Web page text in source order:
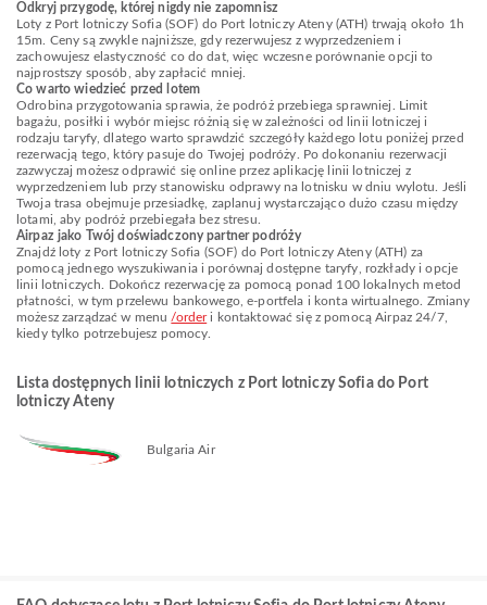
Odkryj przygodę, której nigdy nie zapomnisz
Loty z Port lotniczy Sofia (SOF) do Port lotniczy Ateny (ATH) trwają około 1h
15m. Ceny są zwykle najniższe, gdy rezerwujesz z wyprzedzeniem i
zachowujesz elastyczność co do dat, więc wczesne porównanie opcji to
najprostszy sposób, aby zapłacić mniej.
Co warto wiedzieć przed lotem
Odrobina przygotowania sprawia, że podróż przebiega sprawniej. Limit
bagażu, posiłki i wybór miejsc różnią się w zależności od linii lotniczej i
rodzaju taryfy, dlatego warto sprawdzić szczegóły każdego lotu poniżej przed
rezerwacją tego, który pasuje do Twojej podróży. Po dokonaniu rezerwacji
zazwyczaj możesz odprawić się online przez aplikację linii lotniczej z
wyprzedzeniem lub przy stanowisku odprawy na lotnisku w dniu wylotu. Jeśli
Twoja trasa obejmuje przesiadkę, zaplanuj wystarczająco dużo czasu między
lotami, aby podróż przebiegała bez stresu.
Airpaz jako Twój doświadczony partner podróży
Znajdź loty z Port lotniczy Sofia (SOF) do Port lotniczy Ateny (ATH) za
pomocą jednego wyszukiwania i porównaj dostępne taryfy, rozkłady i opcje
linii lotniczych. Dokończ rezerwację za pomocą ponad 100 lokalnych metod
płatności, w tym przelewu bankowego, e-portfela i konta wirtualnego. Zmiany
możesz zarządzać w menu /orderi kontaktować się z pomocą Airpaz 24/7,
kiedy tylko potrzebujesz pomocy.
Lista dostępnych linii lotniczych z Port lotniczy Sofia do Port
lotniczy Ateny
Bulgaria Air